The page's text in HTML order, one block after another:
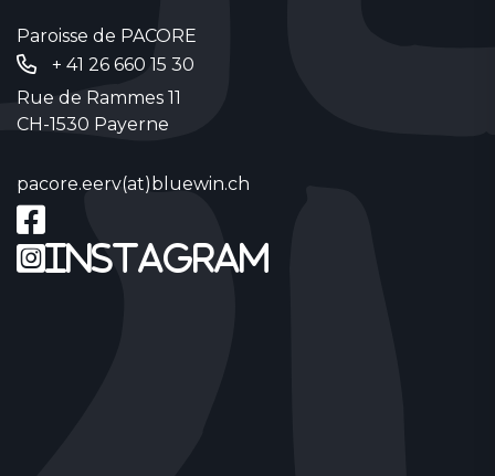
Paroisse de PACORE
+ 41 26 660 15 30
Rue de Rammes 11
CH-1530 Payerne
pacore.eerv(at)bluewin.ch
Instagram